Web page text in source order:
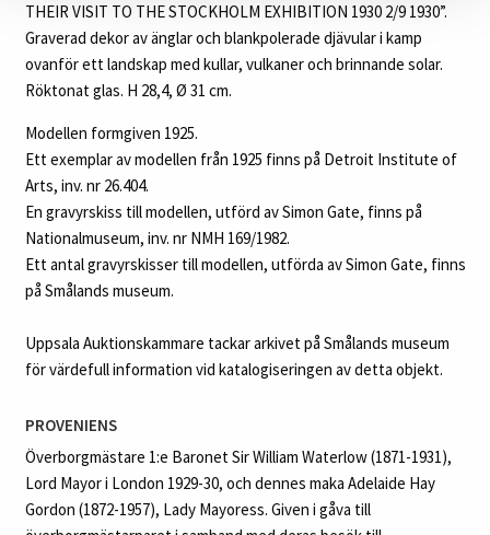
THEIR VISIT TO THE STOCKHOLM EXHIBITION 1930 2/9 1930”.
Graverad dekor av änglar och blankpolerade djävular i kamp
ovanför ett landskap med kullar, vulkaner och brinnande solar.
Röktonat glas. H 28,4, Ø 31 cm.
Modellen formgiven 1925.
Ett exemplar av modellen från 1925 finns på Detroit Institute of
Arts, inv. nr 26.404.
En gravyrskiss till modellen, utförd av Simon Gate, finns på
Nationalmuseum, inv. nr NMH 169/1982.
Ett antal gravyrskisser till modellen, utförda av Simon Gate, finns
på Smålands museum.
Uppsala Auktionskammare tackar arkivet på Smålands museum
för värdefull information vid katalogiseringen av detta objekt.
PROVENIENS
Överborgmästare 1:e Baronet Sir William Waterlow (1871-1931),
Lord Mayor i London 1929-30, och dennes maka Adelaide Hay
Gordon (1872-1957), Lady Mayoress. Given i gåva till